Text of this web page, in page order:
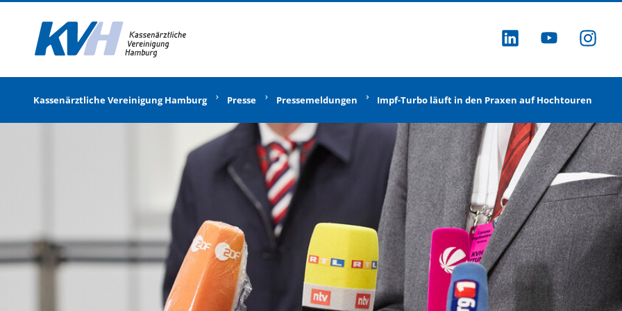
ZU ZU
Kassenärztliche Vereinigung Hamburg Presse Pressemeldungen Impf-Turbo läuft in den Praxen auf Hochtouren